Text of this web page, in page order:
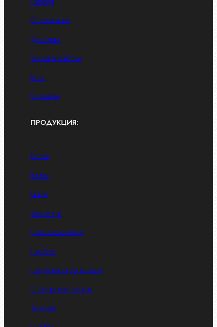
О компании
Доставка
Условия работы
Блог
Контакты
ПРОДУКЦИЯ:
Болты
Винты
Гайки
Заклепки
Пресс-масленки
Пробки
Пружины тарельчатые
Стопорные кольца
Такелаж